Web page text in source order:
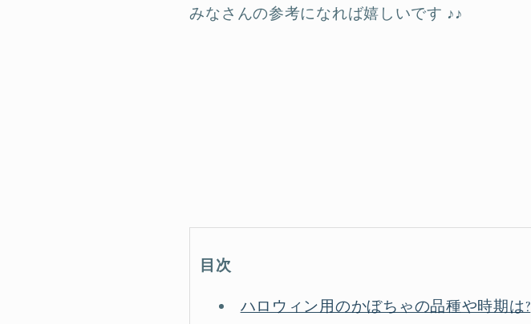
みなさんの参考になれば嬉しいです ♪♪
目次
ハロウィン用のかぼちゃの品種や時期は?